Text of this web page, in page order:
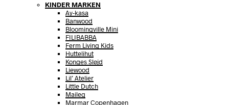
KINDER MARKEN
Ay-kasa
Banwood
Bloomingville Mini
FILIBABBA
Ferm Living Kids
Huttelihut
Konges Sløjd
Liewood
Lil’ Atelier
Little Dutch
Maileg
Marmar Copenhagen